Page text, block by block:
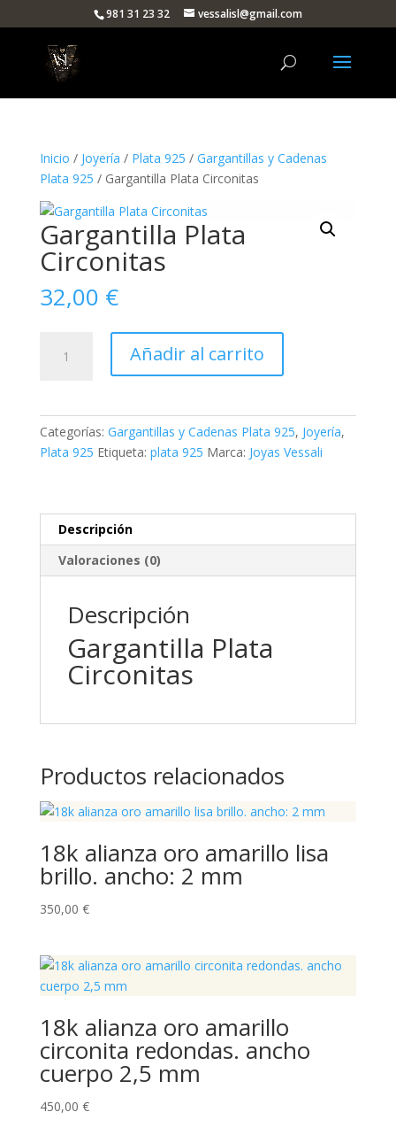
981 31 23 32 vessalisl@gmail.com
Inicio / Joyería / Plata 925 / Gargantillas y Cadenas
Plata 925 / Gargantilla Plata Circonitas
Gargantilla Plata
Circonitas
32,00 €
Plata
Añadir al carrito
Categorías: Gargantillas y Cadenas Plata 925, Joyería,
Plata 925 Etiqueta: plata 925 Marca: Joyas Vessali
Descripción
Valoraciones (0)
Descripción
Gargantilla Plata
Circonitas
Productos relacionados
18k alianza oro amarillo lisa
brillo. ancho: 2 mm
350,00 €
18k alianza oro amarillo
circonita redondas. ancho
cuerpo 2,5 mm
450,00 €